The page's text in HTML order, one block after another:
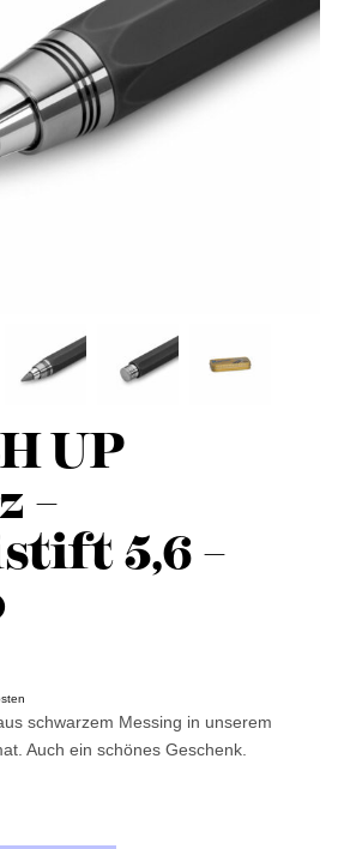
UP
–
5,6 –
schwarzem Messing in unserem
Auch ein schönes Geschenk.